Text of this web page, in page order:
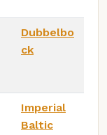
Dubbelbo
ck
Imperial
Baltic